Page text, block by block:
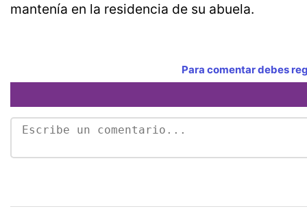
mantenía en la residencia de su abuela.
Para comentar debes